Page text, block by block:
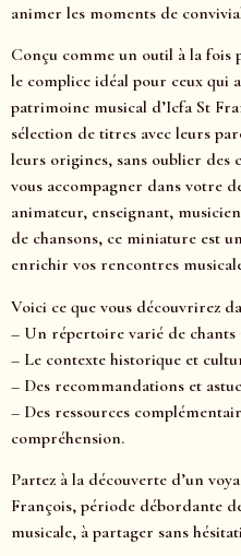
animer les moments de
Conçu comme un outil à la fois
le complice idéal pour ceux qui
patrimoine musical d’Icfa St
sélection de titres avec leurs
leurs origines, sans oublier des
vous accompagner dans votre
animateur, enseignant,
de chansons, ce miniature est
enrichir vos rencontres
Voici ce que vous découvrirez
– Un répertoire varié de chants
– Le contexte historique et
– Des recommandations et
– Des ressources
compréhension.
Partez à la découverte d’un
François, période débordante
musicale, à partager sans